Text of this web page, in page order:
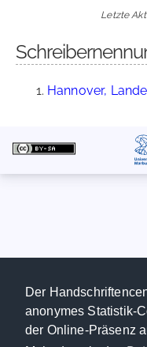
Der
anonymes Statistik-
der Online-Präsenz
Letzte
Hannover,